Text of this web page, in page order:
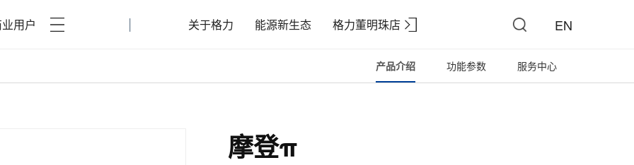
用户 | 关于格力 能源新生态 格力董明珠店 EN
产品介绍 功能参数 服务中心
摩登π